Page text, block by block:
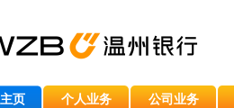
主页 个人业务 公司业务